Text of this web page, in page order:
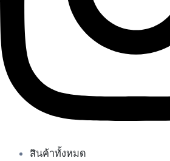
สินค้าทั้งหมด